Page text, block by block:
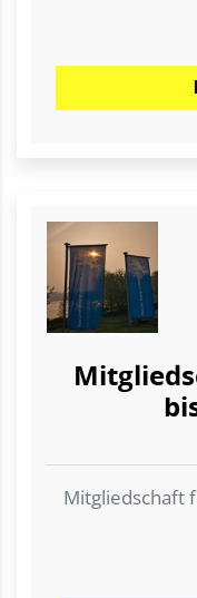
Mitgliedschaft